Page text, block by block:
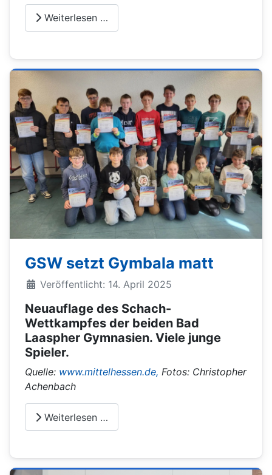
Weiterlesen …
GSW setzt Gymbala matt
Veröffentlicht: 14. April 2025
Neuauflage des Schach-
Wettkampfes der beiden Bad
Laaspher Gymnasien. Viele junge
Spieler.
Quelle: www.mittelhessen.de, Fotos: Christopher
Achenbach
Weiterlesen …